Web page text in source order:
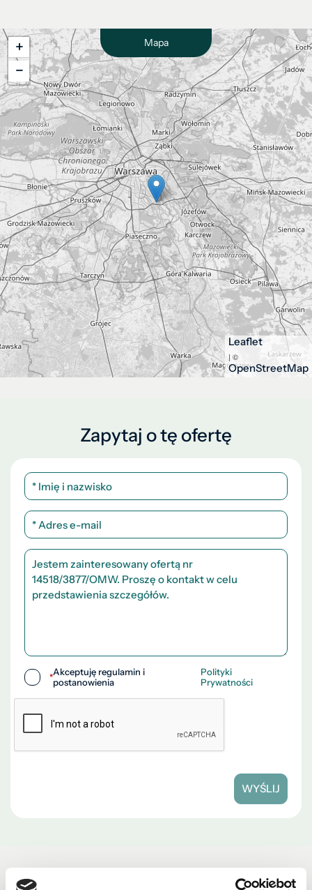
Mapa
+
−
Leaflet
| ©
OpenStreetMap
Zapytaj o tę ofertę
*Akceptuję regulamin i
postanowienia
Polityki
Prywatności
WYŚLIJ
Zobacz również w okolicy